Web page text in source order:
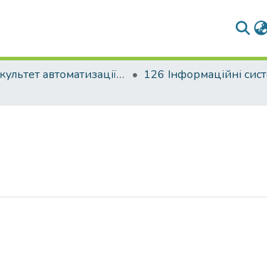
Факультет автоматизації і інформаційних технологій